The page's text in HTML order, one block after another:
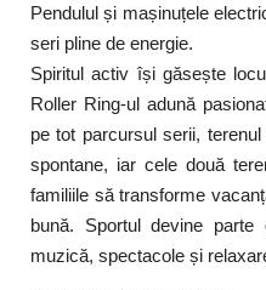
Pendulul și mașinuțele
seri pline de energie.
Spiritul activ își găsește
Roller Ring-ul adună
pe tot parcursul serii,
spontane, iar cele două
familiile să transforme
bună. Sportul devine
muzică, spectacole și